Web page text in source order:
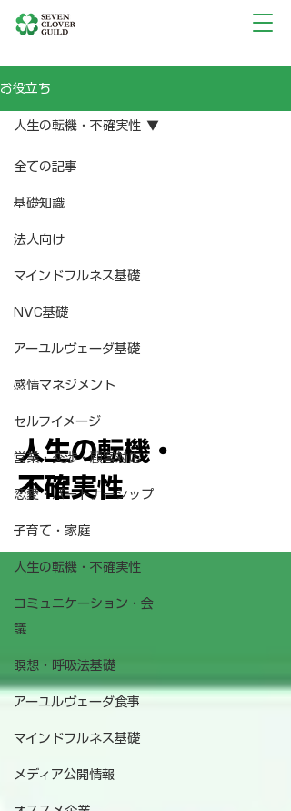
お役立ち
全ての記事
基礎知識
法人向け
マインドフルネス基礎
NVC基礎
アーユルヴェーダ基礎
感情マネジメント
セルフイメージ
営業・交渉・顧客対応
恋愛・パートナーシップ
子育て・家庭
人生の転機・不確実性
コミュニケーション・会
議
瞑想・呼吸法基礎
アーユルヴェーダ食事
マインドフルネス基礎
メディア公開情報
人生の転機・不確実性
人生の転機・
不確実性